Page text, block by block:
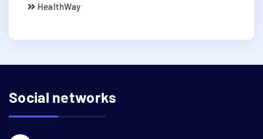
HealthWay
Social networks